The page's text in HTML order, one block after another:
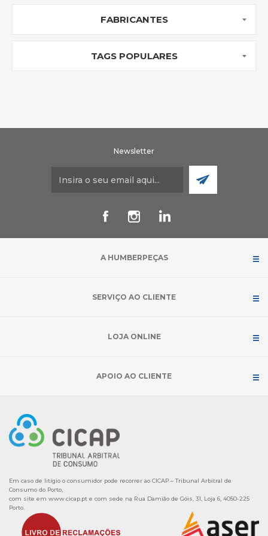
FABRICANTES
TAGS POPULARES
Newsletter
A HUMBERPEÇAS
SERVIÇO AO CLIENTE
LOJA ONLINE
APOIO AO CLIENTE
Em caso de litígio o consumidor pode recorrer ao CICAP – Tribunal Arbitral de
Consumo do Porto,
com site em www.cicap.pt e com sede na Rua Damião de Góis, 31, Loja 6, 4050-225
Porto.